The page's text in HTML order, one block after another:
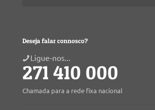
Deseja falar connosco?
Ligue-nos...
271 410 000
Chamada para a rede fixa nacional